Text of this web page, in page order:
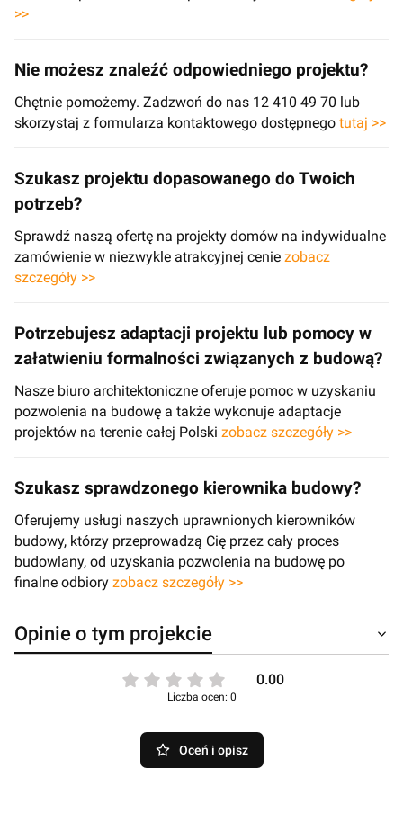
>>
Nie możesz znaleźć odpowiedniego projektu?
Chętnie pomożemy. Zadzwoń do nas 12 410 49 70 lub
skorzystaj z formularza kontaktowego dostępnego tutaj >>
Szukasz projektu dopasowanego do Twoich
potrzeb?
Sprawdź naszą ofertę na projekty domów na indywidualne
zamówienie w niezwykle atrakcyjnej cenie zobacz
szczegóły >>
Potrzebujesz adaptacji projektu lub pomocy w
załatwieniu formalności związanych z budową?
Nasze biuro architektoniczne oferuje pomoc w uzyskaniu
pozwolenia na budowę a także wykonuje adaptacje
projektów na terenie całej Polski zobacz szczegóły >>
Szukasz sprawdzonego kierownika budowy?
Oferujemy usługi naszych uprawnionych kierowników
budowy, którzy przeprowadzą Cię przez cały proces
budowlany, od uzyskania pozwolenia na budowę po
finalne odbiory zobacz szczegóły >>
Opinie o tym projekcie
0.00
Liczba ocen: 0
Oceń i opisz